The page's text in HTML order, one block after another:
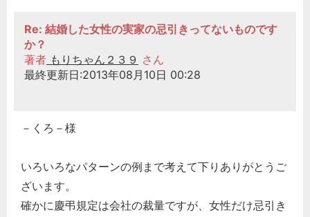
Re: 結婚した女性の実家の忌引きってないものです
か？
著者 もりちゃん２３９ さん
最終更新日:2013年08月10日 00:28
－くろ－様
いろいろなパターンの例まで考えて下りありがとうご
ざいます。
確かに慶弔規定は会社の裁量ですが、女性だけ忌引き